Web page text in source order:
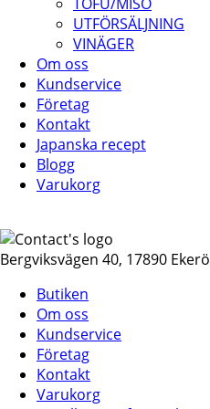
UTFÖRSÄLJNING
VINÄGER
Om oss
Kundservice
Företag
Kontakt
Japanska recept
Blogg
Varukorg
Bergviksvägen 40, 17890 Ekerö
Butiken
Om oss
Kundservice
Företag
Kontakt
Varukorg